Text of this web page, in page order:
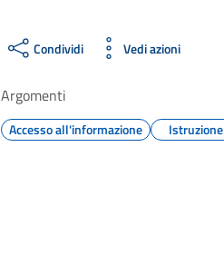
Condividi Vedi azioni
Argomenti
Accesso all'informazione Istruzione